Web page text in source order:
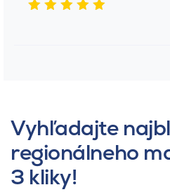
Vyhľadajte
regionálneho
3 kliky!